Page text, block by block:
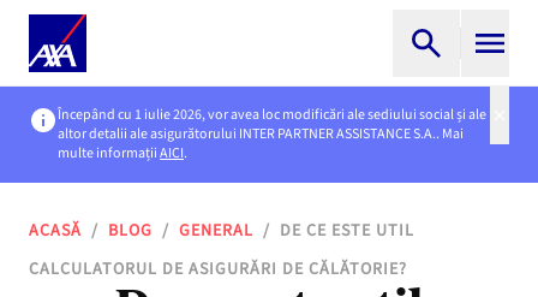
Începând cu 1 iulie 2026, vor avea loc modificări ale sediului social și ale
altor detalii ale asigurătorului INTER PARTNER ASSISTANCE S.A.. Mai
multe informațiiAICI.
ACASĂ / BLOG / GENERAL / DE CE ESTE UTIL
CALCULATORUL DE ASIGURĂRI DE CĂLĂTORIE?